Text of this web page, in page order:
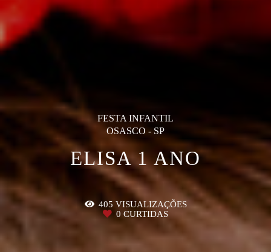
FESTA INFANTIL
OSASCO - SP
ELISA 1 ANO
405 VISUALIZAÇÕES
0 CURTIDAS